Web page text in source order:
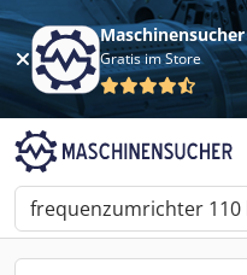
Maschinensucher
Gratis im Store